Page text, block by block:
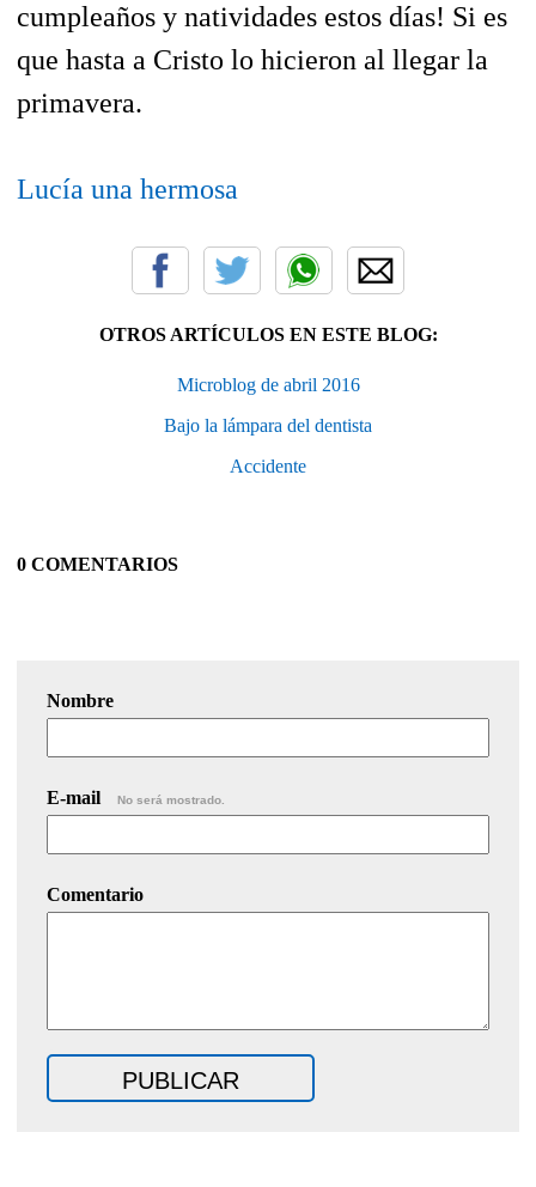
cumpleaños y natividades estos días! Si es
que hasta a Cristo lo hicieron al llegar la
primavera.
Lucía una hermosa
OTROS ARTÍCULOS EN ESTE BLOG:
Microblog de abril 2016
Bajo la lámpara del dentista
Accidente
0 COMENTARIOS
Nombre
E-mail No será mostrado.
Comentario